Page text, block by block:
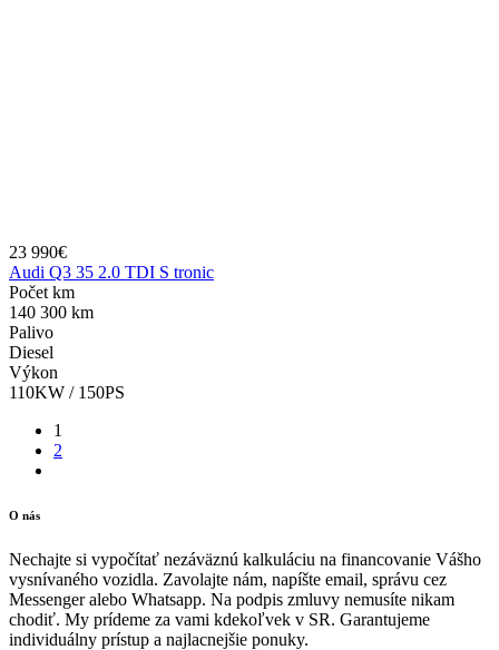
23 990€
Audi Q3 35 2.0 TDI S tronic
Počet km
140 300 km
Palivo
Diesel
Výkon
110KW / 150PS
1
2
O nás
Nechajte si vypočítať nezáväznú kalkuláciu na financovanie Vášho
vysnívaného vozidla. Zavolajte nám, napíšte email, správu cez
Messenger alebo Whatsapp. Na podpis zmluvy nemusíte nikam
chodiť. My prídeme za vami kdekoľvek v SR. Garantujeme
individuálny prístup a najlacnejšie ponuky.